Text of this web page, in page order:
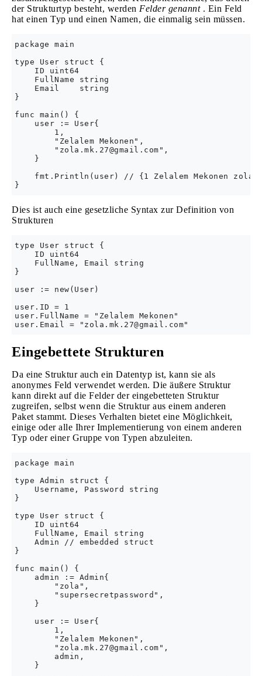
der Strukturtyp besteht, werden Felder genannt. Ein Feld
hat einen Typ und einen Namen, die einmalig sein müssen.
package main
type User struct {
    ID uint64
    FullName string
    Email    string
}
func main() {
    user := User{
        1,
        "Zelalem Mekonen",
        "
zola.mk.27@gmail.com ",
    }
    fmt.Println(user) // {1 Zelalem Mekonen
Dies ist auch eine gesetzliche Syntax zur Definition von
Strukturen
type User struct {
    ID uint64
    FullName, Email string
}
user := new(User)
user.ID = 1
user.FullName = "Zelalem Mekonen"
user.Email = " zola.mk.27@gmail.com
Eingebettete Strukturen
Da eine Struktur auch ein Datentyp ist, kann sie als
anonymes Feld verwendet werden. Die äußere Struktur
kann direkt auf die Felder der eingebetteten Struktur
zugreifen, selbst wenn die Struktur aus einem anderen
Paket stammt. Dieses Verhalten bietet eine Möglichkeit,
einige oder alle Ihrer Implementierung von einem anderen
Typ oder einer Gruppe von Typen abzuleiten.
package main
type Admin struct {
    Username, Password string
}
type User struct {
    ID uint64
    FullName, Email string
    Admin // embedded struct
}
func main() {
    admin := Admin{
        "zola",
        "supersecretpassword",
    }
    user := User{
        1,
        "Zelalem Mekonen",
        "
zola.mk.27@gmail.com ",
        admin,
    }